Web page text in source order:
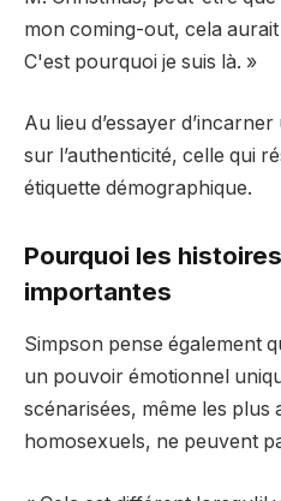
mon coming-out, cela
C'est pourquoi je suis là. »
Au lieu d’essayer
sur l’authenticité, celle qui
étiquette démographique.
Pourquoi les
importantes
Simpson pense également
un pouvoir émotionnel
scénarisées, même les plus
homosexuels, ne peuvent